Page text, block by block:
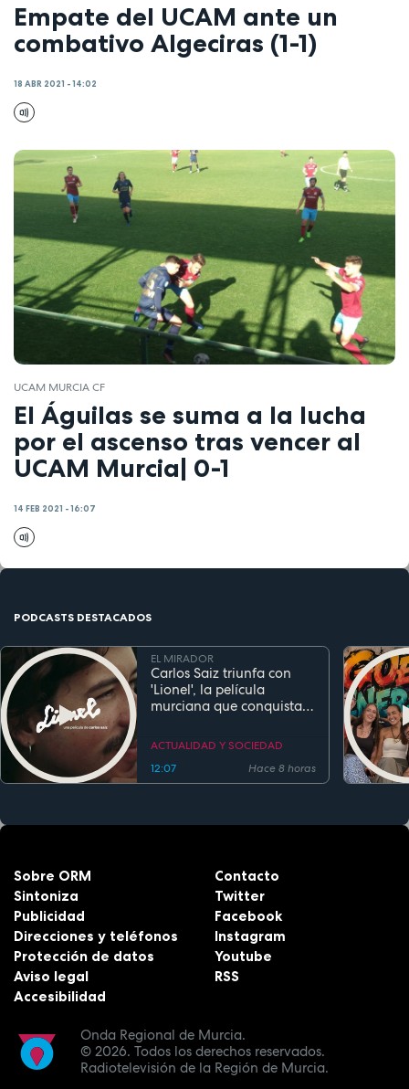
Empate del UCAM ante un
combativo Algeciras (1-1)
18 ABR 2021 - 14:02
UCAM MURCIA CF
El Águilas se suma a la lucha
por el ascenso tras vencer al
UCAM Murcia| 0-1
14 FEB 2021 - 16:07
PODCASTS DESTACADOS
EL MIRADOR
Carlos Saiz triunfa con
'Lionel', la película
murciana que conquista
estreno
ACTUALIDAD Y SOCIEDAD
12:07
Hace 8 horas
Onda Regional de Murcia.
© 2026. Todos los derechos reservados.
Radiotelevisión de la Región de Murcia.
Sobre ORM
Sintoniza
Publicidad
Direcciones y teléfonos
Protección de datos
Aviso legal
Accesibilidad
Contacto
Twitter
Facebook
Instagram
Youtube
RSS